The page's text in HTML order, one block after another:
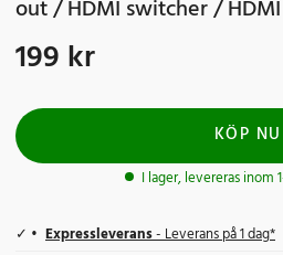
out / HDMI switcher /
Pris:199 kr
199 kr
KÖP NU
I lager, levereras inom
Expressleverans- Leverans på 1 dag*